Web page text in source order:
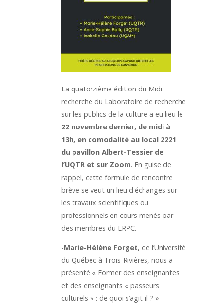
La quatorzième édition du Midi-
recherche du Laboratoire de recherche
sur les publics de la culture a eu lieu le
22 novembre dernier, de midi à
13h, en comodalité au local 2221
du pavillon Albert-Tessier de
l’UQTR et sur Zoom. En guise de
rappel, cette formule de rencontre
brève se veut un lieu d'échanges sur
les travaux scientifiques ou
professionnels en cours menés par
des membres du LRPC.
-Marie-Hélène Forget, de l’Université
du Québec à Trois-Rivières, nous a
présenté « Former des enseignantes
et des enseignants « passeurs
culturels » : de quoi s’agit-il ? »